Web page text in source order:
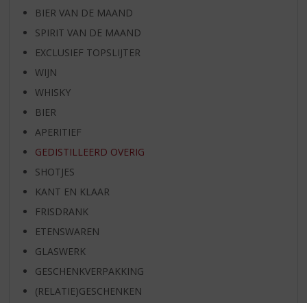
BIER VAN DE MAAND
SPIRIT VAN DE MAAND
EXCLUSIEF TOPSLIJTER
WIJN
WHISKY
BIER
APERITIEF
GEDISTILLEERD OVERIG
SHOTJES
KANT EN KLAAR
FRISDRANK
ETENSWAREN
GLASWERK
GESCHENKVERPAKKING
(RELATIE)GESCHENKEN